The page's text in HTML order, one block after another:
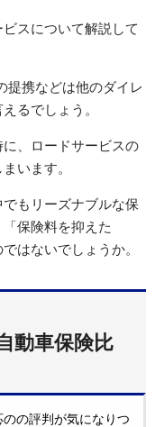
スについて解説して
提携などは他のダイレ
るでしょう。
、ロードサービスの
います。
もリーズナブルな保
保険料を抑えた
はないでしょうか。
動車保険比
の評判が気になりつ